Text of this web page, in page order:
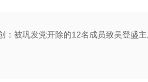
：被巩发党开除的12名成员致吴登盛